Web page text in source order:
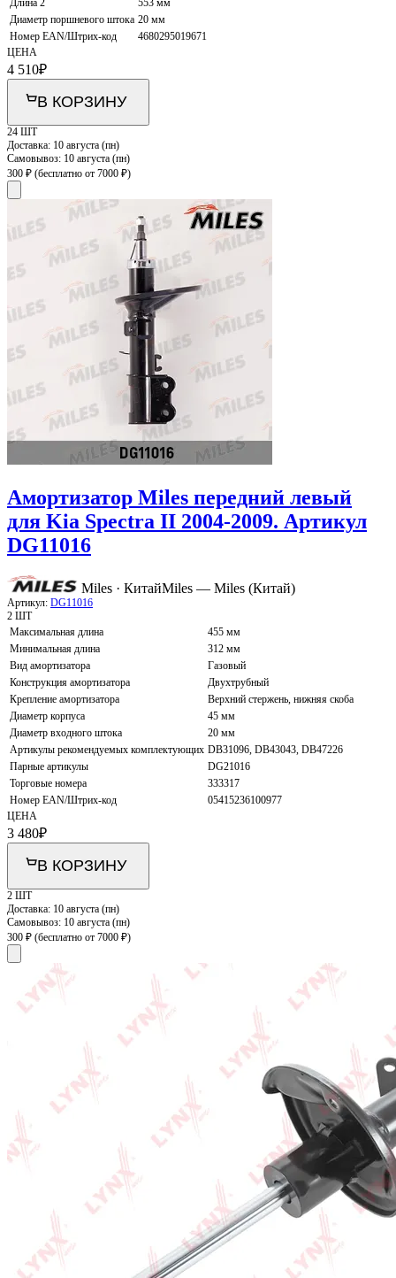
Длина 2
553 мм
Диаметр поршневого штока 20 мм
Номер EAN/Штрих-код
4680295019671
ЦЕНА
4 510₽
В КОРЗИНУ
24 ШТ
Доставка: 10 августа (пн)
Самовывоз: 10 августа (пн)
300 ₽ (бесплатно от 7000 ₽)
Амортизатор Miles передний левый
для Kia Spectra II 2004-2009. Артикул
DG11016
Miles · КитайMiles — Miles (Китай)
Артикул: DG11016
2 ШТ
Максимальная длина
455 мм
Минимальная длина
312 мм
Вид амортизатора
Газовый
Конструкция амортизатора
Двухтрубный
Крепление амортизатора
Верхний стержень, нижняя скоба
Диаметр корпуса
45 мм
Диаметр входного штока
20 мм
Артикулы рекомендуемых комплектующих DB31096, DB43043, DB47226
Парные артикулы
DG21016
Торговые номера
333317
Номер EAN/Штрих-код
05415236100977
ЦЕНА
3 480₽
В КОРЗИНУ
2 ШТ
Доставка: 10 августа (пн)
Самовывоз: 10 августа (пн)
300 ₽ (бесплатно от 7000 ₽)